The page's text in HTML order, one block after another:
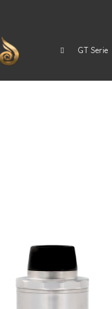
GT Serie